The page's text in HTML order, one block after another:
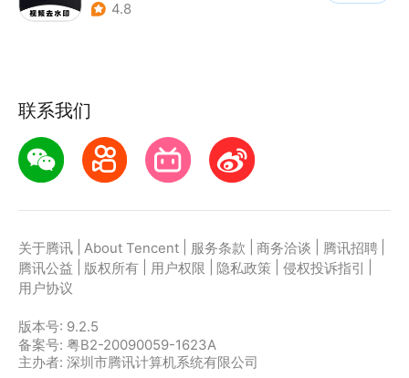
4.8
联系我们
关于腾讯 About Tencent 服务条款 商务洽谈 腾讯招聘
腾讯公益
版权所有 用户权限 隐私政策 侵权投诉指引
用户协议
版本号: 9.2.5
备案号: 粤B2-20090059-1623A
主办者: 深圳市腾讯计算机系统有限公司